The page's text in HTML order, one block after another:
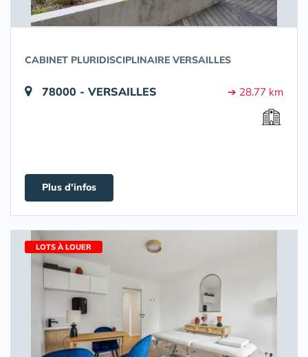
CABINET PLURIDISCIPLINAIRE VERSAILLES
78000 - VERSAILLES ➔ 28.77 km
Plus d'infos
LOTS À LOUER